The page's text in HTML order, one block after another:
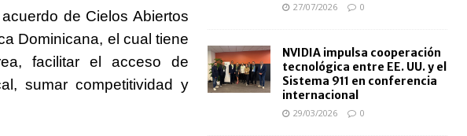
de Cielos Abiertos
Dominicana, el cual tiene
facilitar el acceso de
sumar competitividad y
27/07/2026 0
NVIDIA impulsa cooperación
tecnológica entre EE. UU. y el
Sistema 911 en conferencia
internacional
29/03/2026 0